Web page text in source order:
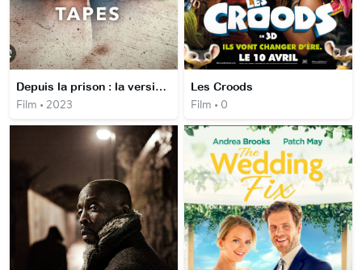
Depuis la prison : la version de Rosa
Film • 2023
Les Croods
Film • 0